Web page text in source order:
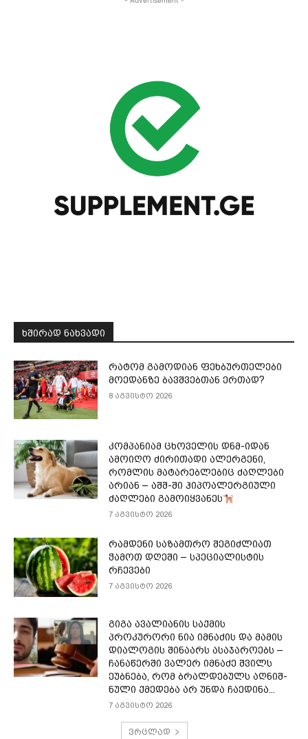
ᲮᲨᲘᲠᲐᲓ ᲜᲐᲮᲕᲐᲓᲘ
რატომ გამოდიან ფეხბურთელები
მოედანზე ბავშვებთან ერთად?
8 აგვისტო 2026
კომპანიამ ცხოველის დნმ-იდან
ამოიღო ძირითადი ალერგენი,
რომლის მატარებლებიც ძაღლები
არიან – აშშ-ში ჰიპოალერგიული
ძაღლები გამოიყვანეს
7 აგვისტო 2026
რამდენი საზამთრო შეგიძლიათ
ჭამოთ დღეში – სპეციალისტის
რჩევები
7 აგვისტო 2026
გიგა ავალიანის საქმის
პროკურორი ნია იმნაძის და მამის
დიალოგის შინაარს ასაჯაროებს –
ჩა­ნა­წერ­ში ვა­ლერ იმ­ნა­ძე შვილს
ეუბ­ნე­ბა, რომ ბრალ­დე­ბულს აღ­ნიშ­
ნუ­ლი ქმე­დე­ბა არ უნდა ჩა­ე­დი­ნა...
7 აგვისტო 2026
ვრცლად